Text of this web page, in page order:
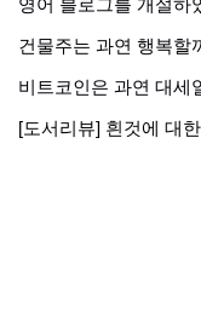
영어 블로그를 개설하
건물주는 과연 행복할
비트코인은 과연 대세
[도서리뷰] 흰것에 대